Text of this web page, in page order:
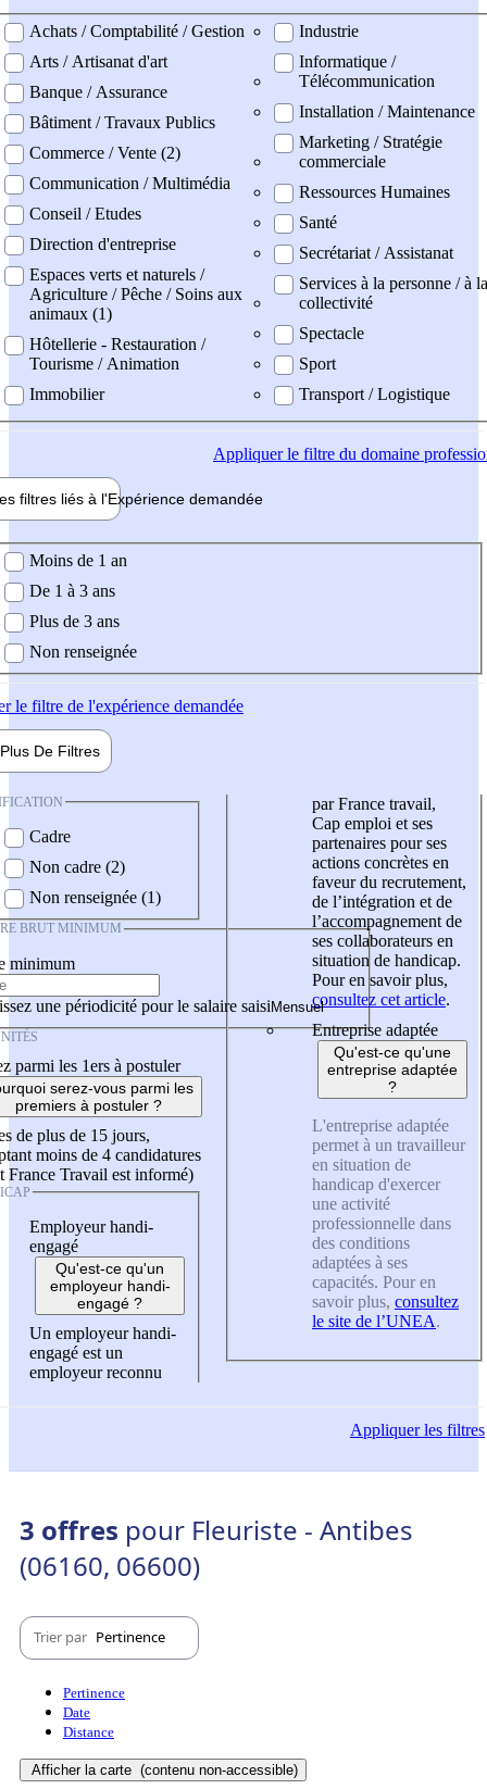
professionel
Achats / Comptabilité / Gestion
Arts / Artisanat d'art
Banque / Assurance
Bâtiment / Travaux Publics
Commerce / Vente (2)
Communication / Multimédia
Conseil / Etudes
Direction d'entreprise
Espaces verts et naturels /
Agriculture / Pêche / Soins aux
animaux (1)
Hôtellerie - Restauration /
Tourisme / Animation
Immobilier
Industrie
Informatique /
Télécommunication
Installation / Maintenance
Marketing / Stratégie
commerciale
Ressources Humaines
Santé
Secrétariat / Assistanat
Services à la personne / à la
collectivité
Spectacle
Sport
Transport / Logistique
Appliquerle filtre du domaine
filtres liés à l'Expérience demandée
demandée
Moins de 1 an
De 1 à 3 ans
Plus de 3 ans
Non renseignée
le filtre de l'expérience demandée
Plus De Filtres
Cadre
Non cadre (2)
Non renseignée (1)
BRUT MINIMUM
minimum
une périodicité pour le salaire saisi
parmi les 1ers à postuler
serez-vous parmi les
premiers à postuler ?
de plus de 15 jours,
moins de 4 candidatures
France Travail est informé)
Employeur handi-
engagé
Qu'est-ce qu'un
employeur handi-
engagé ?
Un employeur handi-
engagé est un
employeur reconnu
par France travail,
Cap emploi et ses
partenaires pour ses
actions concrètes en
faveur du recrutement,
de l’intégration et de
l’accompagnement de
ses collaborateurs en
situation de handicap.
Pour en savoir plus,
consultez cet article.
Entreprise adaptée
Qu'est-ce qu'une
entreprise adaptée
?
L'entreprise adaptée
permet à un travailleur
en situation de
handicap d'exercer
une activité
professionnelle dans
des conditions
adaptées à ses
capacités. Pour en
savoir plus, consultez
le site de l’UNEA.
Appliquerles filtres
3 offres pour Fleuriste - Antibes
(06160, 06600)
Trier par Pertinence
Pertinence
Date
Distance
Afficher la carte (contenu non-accessible)